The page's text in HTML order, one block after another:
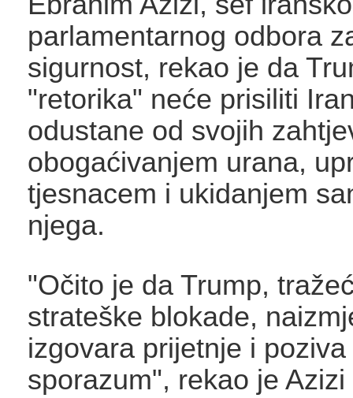
parlamentarnog odbora
sigurnost, rekao je da
"retorika" neće prisiliti
odustane od svojih
obogaćivanjem urana,
tjesnacem i ukidanjem
njega.
"Očito je da Trump,
strateške blokade,
izgovara prijetnje i poziva
sporazum", rekao je